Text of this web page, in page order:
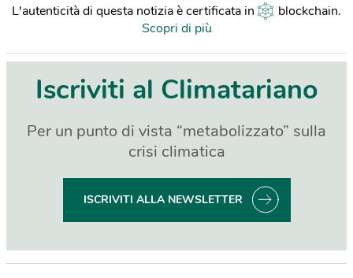
L'autenticità di questa notizia è certificata in blockchain.
Scopri di più
Iscriviti al Climatariano
Per un punto di vista “metabolizzato” sulla
crisi climatica
ISCRIVITI ALLA NEWSLETTER